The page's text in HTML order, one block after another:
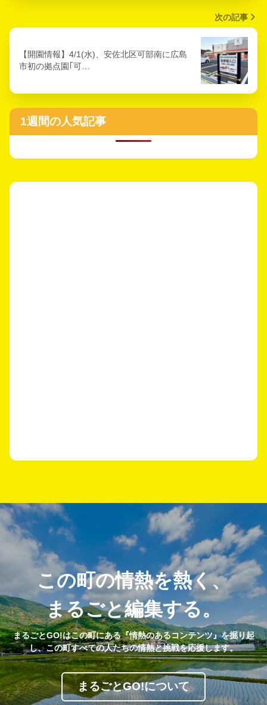
次の記事
【開園情報】4/1(水)、安佐北区可部南に広島
市初の拠点園｢可…
1週間の人気記事
この町の情熱を熱く、
まるごと編集する。
まるごとGO!はこの町にある『情熱のあるコンテンツ』を掘り起
し、この町すべての人たちの情熱と挑戦を応援します。
まるごとGO!について